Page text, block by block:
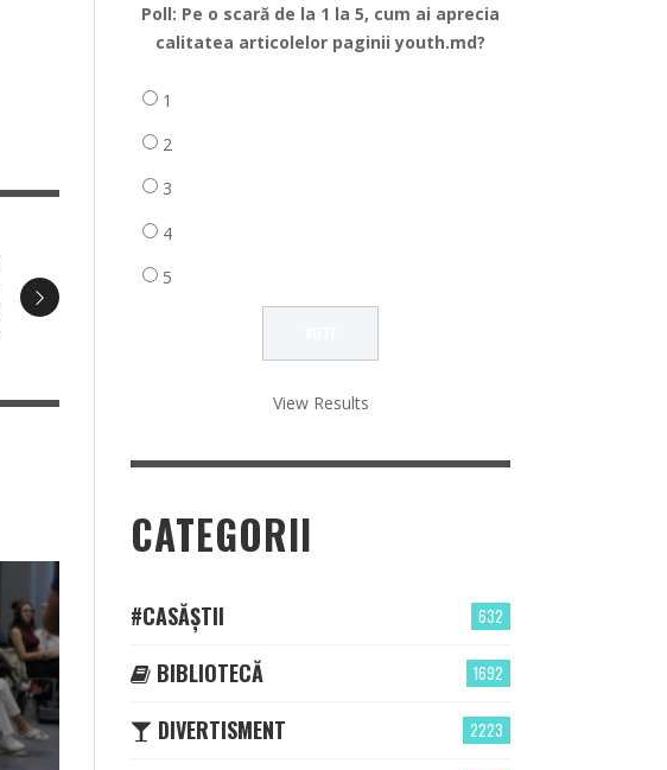
Poll: Pe o scară de la 1 la 5, cum ai aprecia
calitatea articolelor paginii youth.md?
1
2
3
4
5
View Results
CATEGORII
632
#CASĂȘTII
1692
BIBLIOTECĂ
2223
DIVERTISMENT